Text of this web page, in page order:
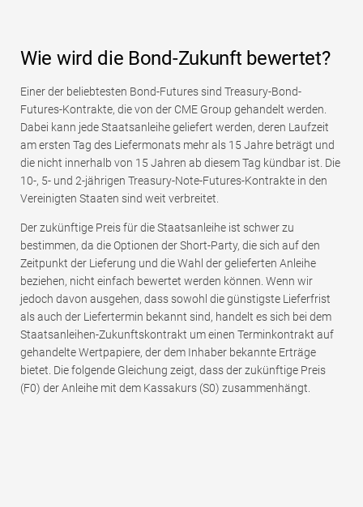
Wie wird die Bond-Zukunft bewertet?
Einer der beliebtesten Bond-Futures sind Treasury-Bond-
Futures-Kontrakte, die von der CME Group gehandelt werden.
Dabei kann jede Staatsanleihe geliefert werden, deren Laufzeit
am ersten Tag des Liefermonats mehr als 15 Jahre beträgt und
die nicht innerhalb von 15 Jahren ab diesem Tag kündbar ist. Die
10-, 5- und 2-jährigen Treasury-Note-Futures-Kontrakte in den
Vereinigten Staaten sind weit verbreitet.
Der zukünftige Preis für die Staatsanleihe ist schwer zu
bestimmen, da die Optionen der Short-Party, die sich auf den
Zeitpunkt der Lieferung und die Wahl der gelieferten Anleihe
beziehen, nicht einfach bewertet werden können. Wenn wir
jedoch davon ausgehen, dass sowohl die günstigste Lieferfrist
als auch der Liefertermin bekannt sind, handelt es sich bei dem
Staatsanleihen-Zukunftskontrakt um einen Terminkontrakt auf
gehandelte Wertpapiere, der dem Inhaber bekannte Erträge
bietet. Die folgende Gleichung zeigt, dass der zukünftige Preis
(F0) der Anleihe mit dem Kassakurs (S0) zusammenhängt.